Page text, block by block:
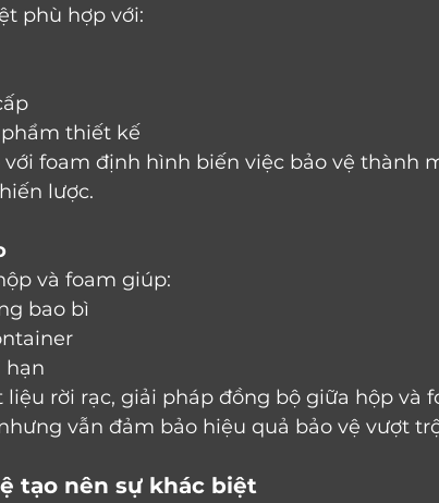
phù hợp với:
thiết kế
foam định hình biến việc bảo vệ thành
lược.
và foam giúp:
bao bì
hạn
liệu rời rạc, giải pháp đồng bộ giữa hộp và
vẫn đảm bảo hiệu quả bảo vệ vượt
tạo nên sự khác biệt